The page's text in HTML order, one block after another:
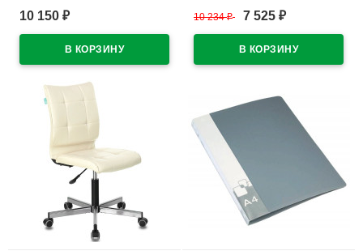
KB-8 черный
10 150 ₽
черный CH-695NSL
10 234₽ 7 525 ₽